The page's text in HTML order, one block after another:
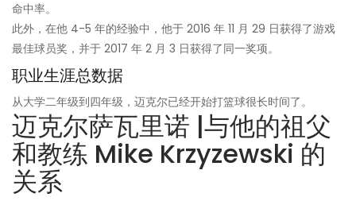
命中率。
此外，在他 4-5 年的经验中，他于 2016 年 11 月 29 日获得了游戏
最佳球员奖，并于 2017 年 2 月 3 日获得了同一奖项。
职业生涯总数据
从大学二年级到四年级，迈克尔已经开始打篮球很长时间了。
迈克尔萨瓦里诺 |与他的祖父
和教练 Mike Krzyzewski 的
关系